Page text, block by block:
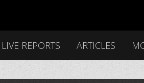
LIVE REPORTS ARTICLES